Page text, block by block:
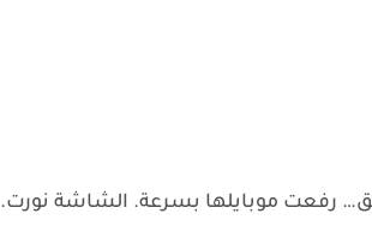
رفعت موبايلها بسرعة. الشاشة نورت.